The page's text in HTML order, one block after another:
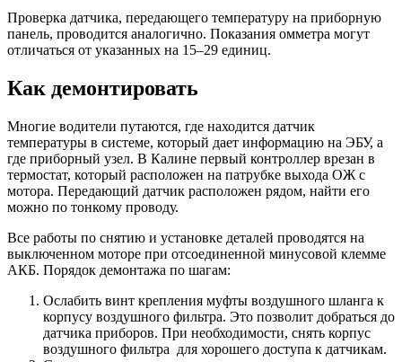
Проверка датчика, передающего температуру на приборную
панель, проводится аналогично. Показания омметра могут
отличаться от указанных на 15–29 единиц.
Как демонтировать
Многие водители путаются, где находится датчик
температуры в системе, который дает информацию на ЭБУ, а
где приборный узел. В Калине первый контроллер врезан в
термостат, который расположен на патрубке выхода ОЖ с
мотора. Передающий датчик расположен рядом, найти его
можно по тонкому проводу.
Все работы по снятию и установке деталей проводятся на
выключенном моторе при отсоединенной минусовой клемме
АКБ. Порядок демонтажа по шагам:
Ослабить винт крепления муфты воздушного шланга к
корпусу воздушного фильтра. Это позволит добраться до
датчика приборов. При необходимости, снять корпус
воздушного фильтра для хорошего доступа к датчикам.